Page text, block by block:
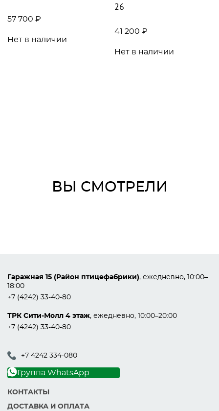
57 700 ₽
Нет в наличии
26
41 200 ₽
Нет в наличии
ВЫ СМОТРЕЛИ
Гаражная 15 (Район птицефабрики), ежедневно, 10:00–
18:00
+7 (4242) 33-40-80
ТРК Сити-Молл 4 этаж, ежедневно, 10:00–20:00
+7 (4242) 33-40-80
+7 4242 334-080
Группа WhatsApp
КОНТАКТЫ
ДОСТАВКА И ОПЛАТА